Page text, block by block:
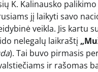
K. Kalinausko
jį laikyti savo
veikla. Jis kartu
nelegalų laikraštį
). Tai buvo pirmasis
ir rašomas